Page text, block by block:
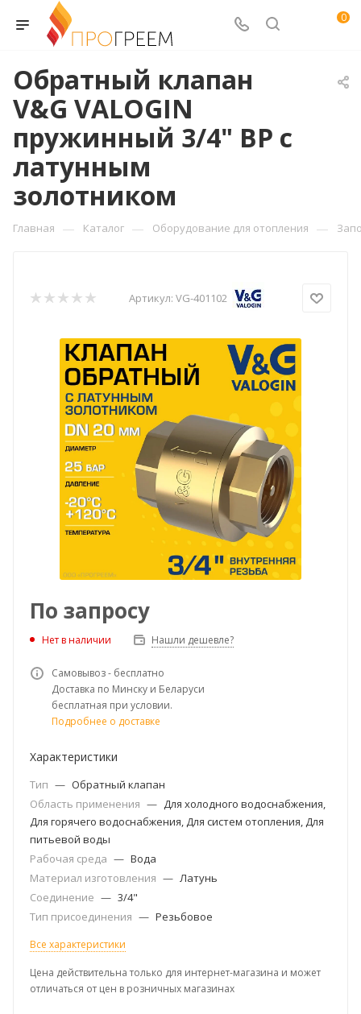
0
Обратный клапан
V&G VALOGIN
пружинный 3/4" ВР с
латунным
золотником
Главная — Каталог — Оборудование для отопления —
Артикул: VG-401102
По запросу
Нет в наличии Нашли дешевле?
Самовывоз - бесплатно
Доставка по Минску и Беларуси
бесплатная при условии.
Подробнее о доставке
Характеристики
Тип — Обратный клапан
Область применения — Для холодного водоснабжения,
Для горячего водоснабжения, Для систем отопления, Для
питьевой воды
Рабочая среда — Вода
Материал изготовления — Латунь
Соединение — 3/4"
Тип присоединения — Резьбовое
Все характеристики
Цена действительна только для интернет-магазина и может
отличаться от цен в розничных магазинах